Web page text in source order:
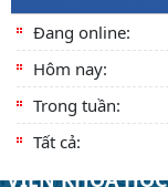
Đang online:
Hôm nay:
Trong tuần:
Tất cả:
VIỆN KHOA